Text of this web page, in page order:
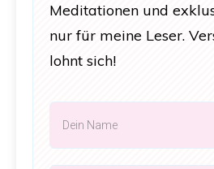
Meditationen und
nur für meine Leser.
lohnt sich!